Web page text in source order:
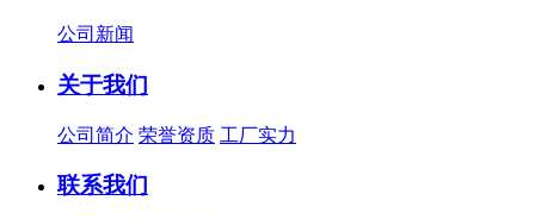
公司新闻
关于我们
公司简介 荣誉资质 工厂实力
联系我们